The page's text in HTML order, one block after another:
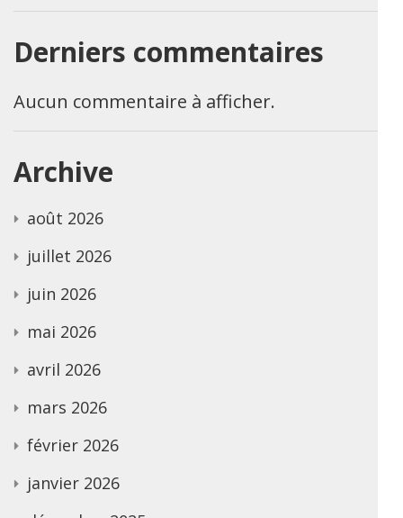
Derniers commentaires
Aucun commentaire à afficher.
Archive
août 2026
juillet 2026
juin 2026
mai 2026
avril 2026
mars 2026
février 2026
janvier 2026